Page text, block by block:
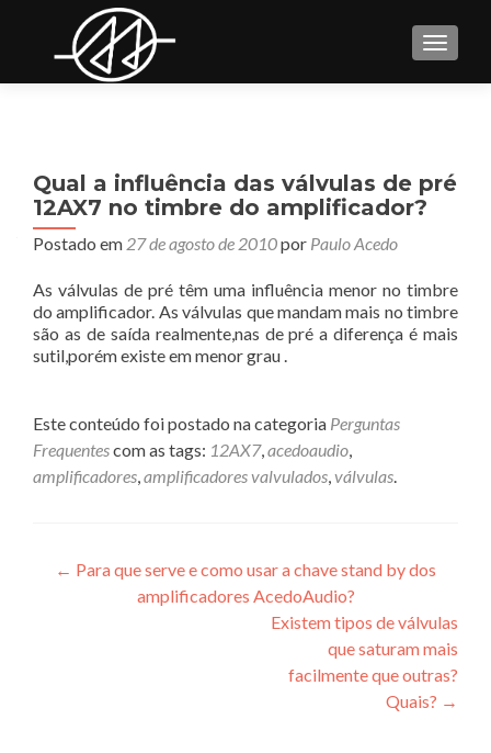
Qual a influência das válvulas de pré
12AX7 no timbre do amplificador?
Postado em 27 de agosto de 2010por Paulo Acedo
As válvulas de pré têm uma influência menor no timbre
do amplificador. As válvulas que mandam mais no timbre
são as de saída realmente,nas de pré a diferença é mais
sutil,porém existe em menor grau .
Este conteúdo foi postado na categoria Perguntas
Frequentescom as tags: 12AX7,acedoaudio,
amplificadores,amplificadores valvulados,válvulas.
Post
navigation
← Para que serve e como usar a chave stand by dos
amplificadores AcedoAudio?
Existem tipos de válvulas
que saturam mais
facilmente que outras?
Quais? →